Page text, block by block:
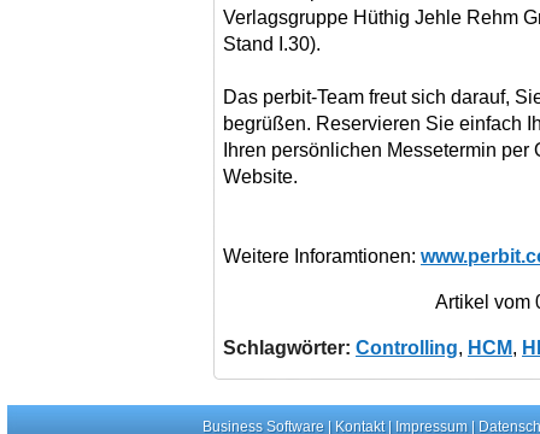
Verlagsgruppe Hüthig Jehle Rehm
Stand I.30).
Das perbit-Team freut sich darauf,
begrüßen. Reservieren Sie einfach
Ihren persönlichen Messetermin
Website.
Weitere Inforamtionen:
Artikel vom
Schlagwörter: Controlling, HCM,
Business Software| Kontakt| Impressum|